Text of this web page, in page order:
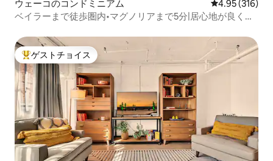
ウェーコのコンドミニアム レビュー316
4.95 (316)
ベイラーまで徒歩圏内•マグノリアまで5分|居心地が良くて
大好評のゲストチョイスです。
ゲストチョイス